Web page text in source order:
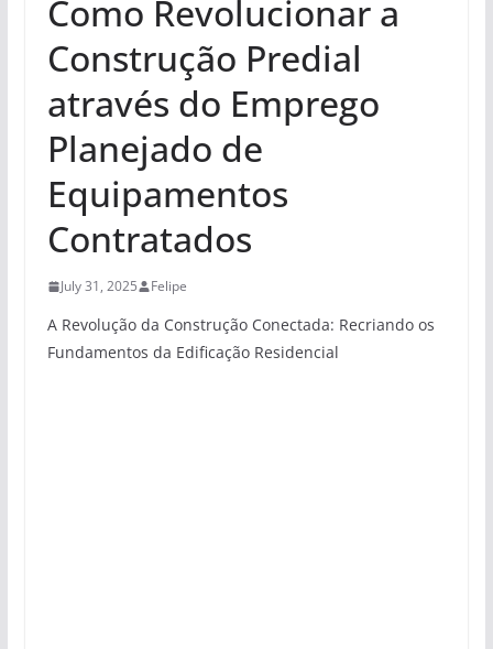
Como Revolucionar a
Construção Predial
através do Emprego
Planejado de
Equipamentos
Contratados
July 31, 2025 Felipe
A Revolução da Construção Conectada: Recriando os
Fundamentos da Edificação Residencial